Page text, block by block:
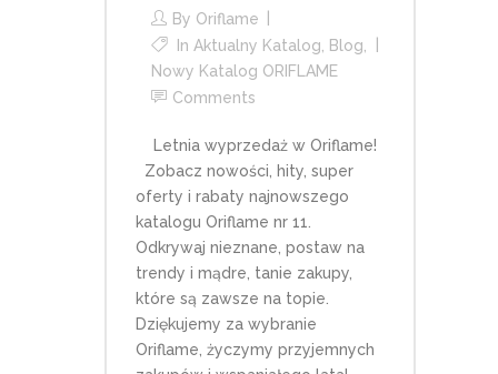
By Oriflame
In Aktualny Katalog Blog
Nowy Katalog ORIFLAME
Comments
Letnia wyprzedaż w Oriflame!
Zobacz nowości, hity, super
oferty i rabaty najnowszego
katalogu Oriflame nr 11.
Odkrywaj nieznane, postaw na
trendy i mądre, tanie zakupy,
które są zawsze na topie.
Dziękujemy za wybranie
Oriflame, życzymy przyjemnych